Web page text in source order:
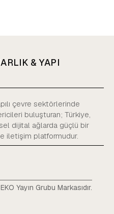
& YAPI
çevre sektörlerinde
buluşturan; Türkiye,
dijital ağlarda güçlü bir
iletişim platformudur.
Yayın Grubu Markasıdır.